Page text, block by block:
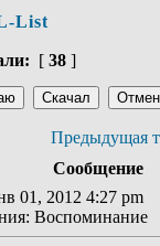
List
[ 38]
Предыдущая
Сообщение
01, 2012 4:27 pm
Воспоминание